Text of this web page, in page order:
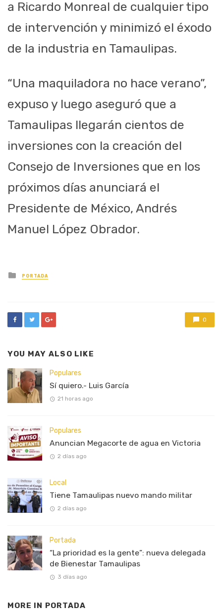
a Ricardo Monreal de cualquier tipo
de intervención y minimizó el éxodo
de la industria en Tamaulipas.
“Una maquiladora no hace verano”,
expuso y luego aseguró que a
Tamaulipas llegarán cientos de
inversiones con la creación del
Consejo de Inversiones que en los
próximos días anunciará el
Presidente de México, Andrés
Manuel López Obrador.
Posted
in
PORTADA
0
YOU MAY ALSO LIKE
Populares
Sí quiero.- Luis García
21 horas ago
Populares
Anuncian Megacorte de agua en Victoria
2 días ago
Local
Tiene Tamaulipas nuevo mando militar
2 días ago
Portada
“La prioridad es la gente”: nueva delegada
de Bienestar Tamaulipas
3 días ago
MORE IN PORTADA